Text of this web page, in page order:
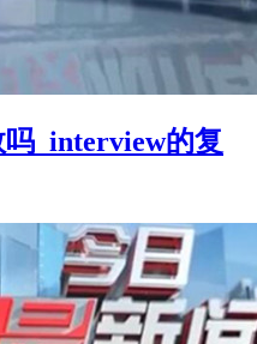
_interview的复